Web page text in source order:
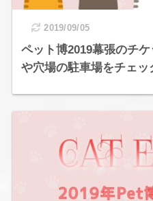
2019/09/05
ペット博2019幕張のチ
や穴場の駐車場をチェッ